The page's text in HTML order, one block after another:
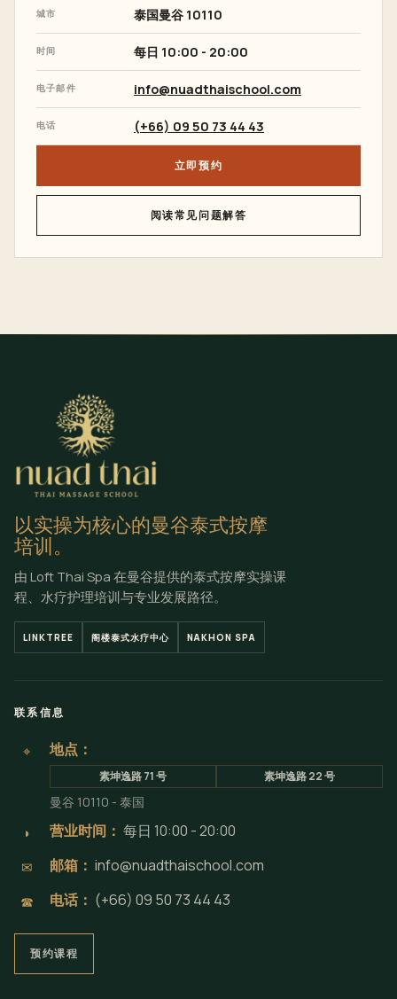
城市 泰国曼谷 10110
时间 每日 10:00 - 20:00
电子邮件 info@nuadthaischool.com
电话 (+66) 09 50 73 44 43
立即预约
阅读常见问题解答
以实操为核心的曼谷泰式按摩
培训。
由 Loft Thai Spa 在曼谷提供的泰式按摩实操课
程、水疗护理培训与专业发展路径。
LINKTREE 阁楼泰式水疗中心 NAKHON SPA
联系信息
⌖ 地点：
素坤逸路 71 号 素坤逸路 22 号
曼谷 10110 - 泰国
◗ 营业时间： 每日 10:00 - 20:00
✉ 邮箱： info@nuadthaischool.com
☎ 电话： (+66) 09 50 73 44 43
预约课程